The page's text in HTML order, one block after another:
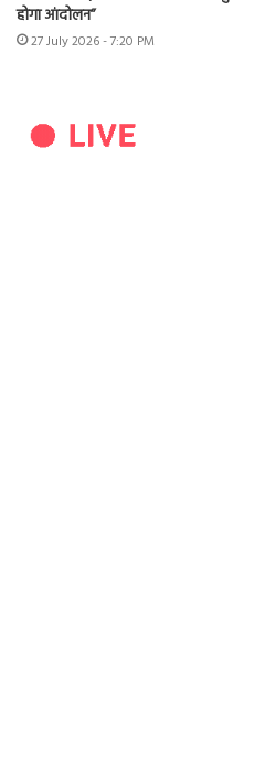
होगा आंदोलन”
27 July 2026 - 7:20 PM